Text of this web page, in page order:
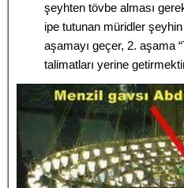
şeyhten tövbe alması
ipe tutunan müridler
aşamayı geçer, 2. aşama
talimatları yerine